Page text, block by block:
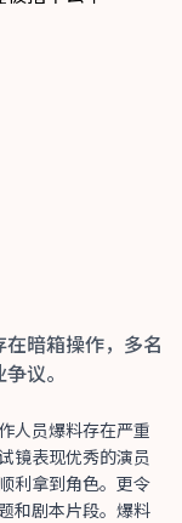
暗箱操作，多名
议。
人员爆料存在严重
镜表现优秀的演员
利拿到角色。更令
和剧本片段。爆料